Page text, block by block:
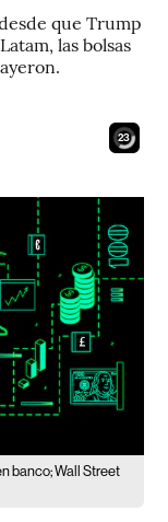
que Trump
las bolsas
21
banco; Wall Street